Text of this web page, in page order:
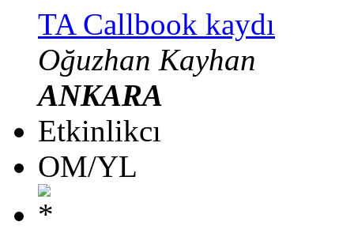
TA Callbook kaydı
Oğuzhan Kayhan
ANKARA
Etkinlikcı
OM/YL